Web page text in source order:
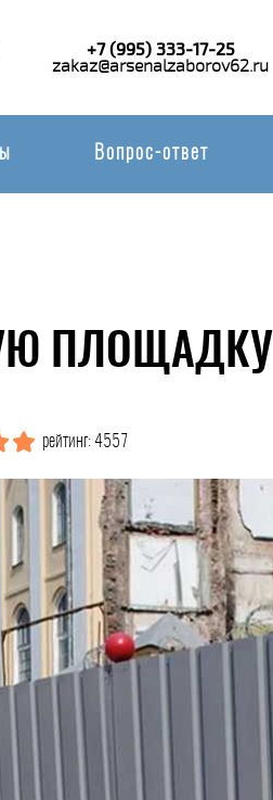
+7 (995) 333-17-25
zakaz@arsenalzaborov62.ru
Вопрос-ответ
рейтинг: 4557